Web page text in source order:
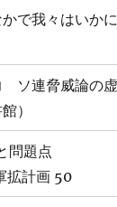
で我々はいか
ソ連脅威論の
）
問題点
拡計画 50